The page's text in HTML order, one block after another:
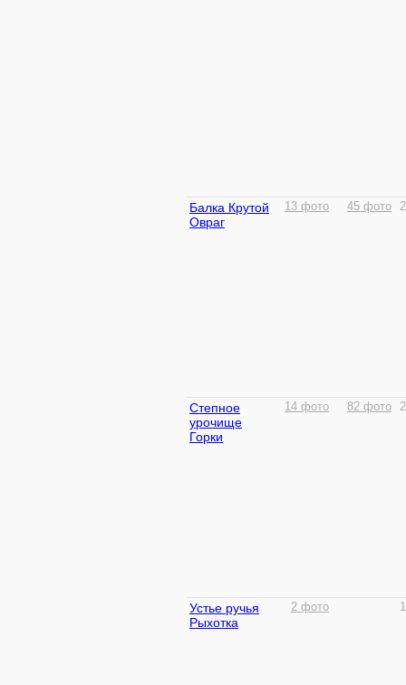
Балка Крутой
Овраг
13 фото 45 фото 2
Степное
урочище
Горки
14 фото 82 фото 2
Устье ручья
Рыхотка
2 фото 1